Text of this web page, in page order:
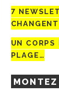
7
UN CORPS
PLAGE…